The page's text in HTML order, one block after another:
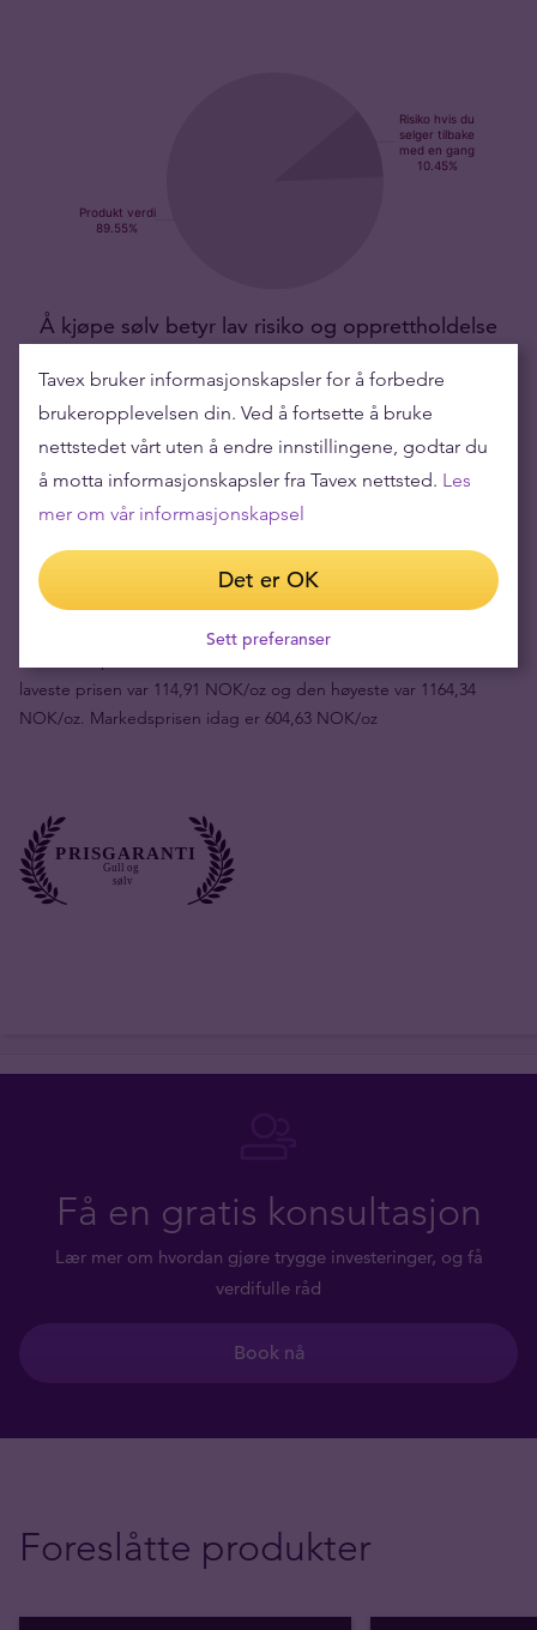
Å kjøpe sølv betyr lav risiko og opprettholdelse
Sølvs verdi har vokst gjennom årene, noe som gjør at det er en
smart investering for sparing eller opprettholdning av midler.
Produkt verdi 674,99 NOK
Din risiko nå 70,53 NOK
laveste prisen var 114,91 NOK/oz og den høyeste var 1164,34
NOK/oz. Markedsprisen idag er 604,63 NOK/oz
Få en gratis konsultasjon
Lær mer om hvordan gjøre trygge investeringer, og få
verdifulle råd
Book nå
Foreslåtte produkter
Tavex bruker informasjonskapsler for å forbedre
brukeropplevelsen din. Ved å fortsette å bruke
nettstedet vårt uten å endre innstillingene, godtar du
å motta informasjonskapsler fra Tavex nettsted. Les
mer om vår informasjonskapsel
Det er OK
Sett preferanser